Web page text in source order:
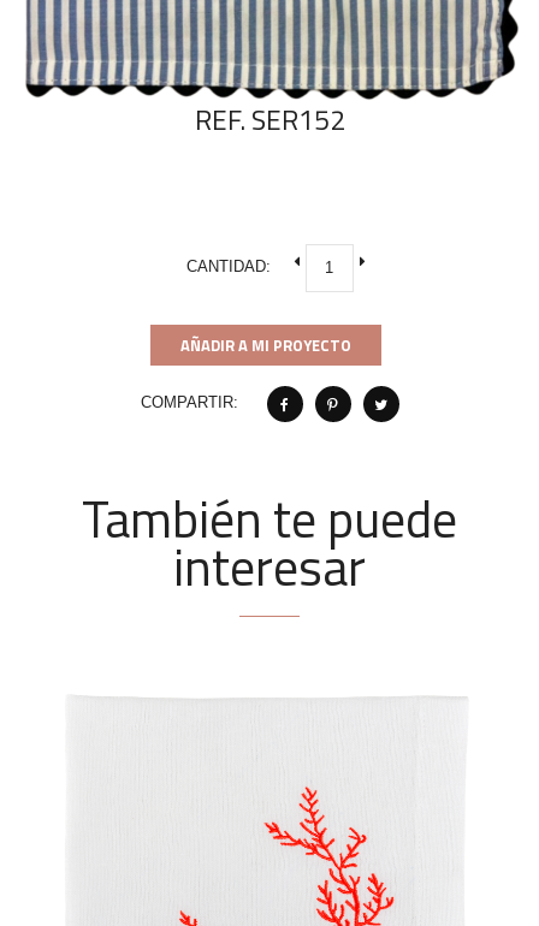
REF. SER152
CANTIDAD:
AÑADIR A MI PROYECTO
COMPARTIR:
También te puede
interesar